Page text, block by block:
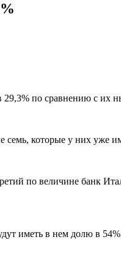
29,3% по сравнению с
семь, которые у них уже
по величине банк
иметь в нем долю в